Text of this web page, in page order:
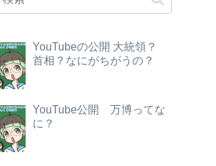
YouTubeの公開 大統領？
首相？なにがちがうの？
YouTube公開 万博ってな
に？